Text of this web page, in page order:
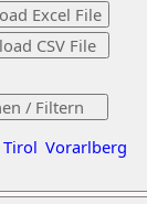
Tirol Vorarlberg